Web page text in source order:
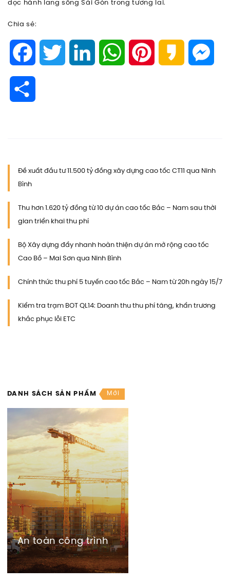
dọc hành lang sông Sài Gòn trong tương lai.
Chia sẻ:
FacebookTwitter LinkedIn WhatsAppPinterestKakao
Đề xuất đầu tư 11.500 tỷ đồng xây dựng cao tốc CT11 qua Ninh
Bình
Thu hơn 1.620 tỷ đồng từ 10 dự án cao tốc Bắc – Nam sau thời
gian triển khai thu phí
Bộ Xây dựng đẩy nhanh hoàn thiện dự án mở rộng cao tốc
Cao Bồ – Mai Sơn qua Ninh Bình
Chính thức thu phí 5 tuyến cao tốc Bắc – Nam từ 20h ngày 15/7
Kiểm tra trạm BOT QL14: Doanh thu thu phí tăng, khẩn trương
khắc phục lỗi ETC
DANH SÁCH SẢN PHẨM Mới
An toàn công trình